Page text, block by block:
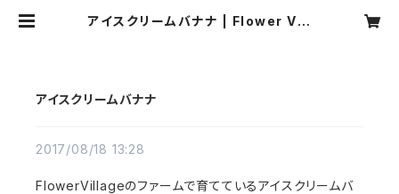
アイスクリームバナナ | Flower Vill
アイスクリームバナナ
2017/08/18 13:28
FlowerVillageのファームで育てているアイスクリームバ